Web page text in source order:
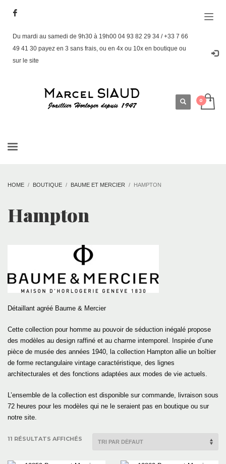
Du mardi au samedi de 9h30 à 19h00 04 93 82 29 34 / +33 7 66
49 41 30 payez en 3 sans frais, ou en 4x ou 10x en boutique ou
sur le site
HOME BOUTIQUE BAUME ET MERCIER HAMPTON
Hampton
Détaillant agréé Baume & Mercier
Cette collection pour homme au pouvoir de séduction inégalé propose
des modèles au design raffiné et au charme intemporel. Inspirée d’une
pièce de musée des années 1940, la collection Hampton allie un boîtier
de forme rectangulaire vintage caractéristique, des lignes
architecturales et des fonctions adaptées aux modes de vie actuels.
L’ensemble de la collection est disponible sur commande, livraison sous
72 heures pour les modèles qui ne le seraient pas en boutique ou sur
notre site.
11 RÉSULTATS AFFICHÉS